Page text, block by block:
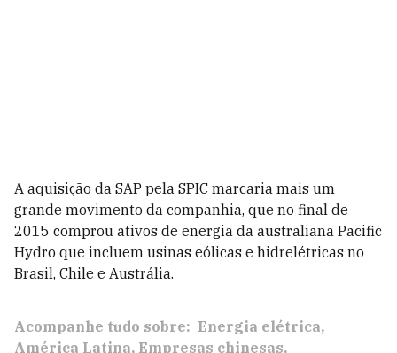
A aquisição da SAP pela SPIC marcaria mais um
grande movimento da companhia, que no final de
2015 comprou ativos de energia da australiana Pacific
Hydro que incluem usinas eólicas e hidrelétricas no
Brasil, Chile e Austrália.
Acompanhe tudo sobre: Energia elétrica
América Latina Empresas chinesas